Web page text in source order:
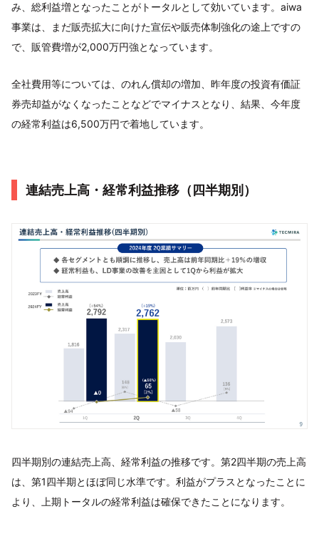
み、総利益増となったことがトータルとして効いています。aiwa
事業は、まだ販売拡大に向けた宣伝や販売体制強化の途上ですの
で、販管費増が2,000万円強となっています。
全社費用等については、のれん償却の増加、昨年度の投資有価証
券売却益がなくなったことなどでマイナスとなり、結果、今年度
の経常利益は6,500万円で着地しています。
連結売上高・経常利益推移（四半期別）
四半期別の連結売上高、経常利益の推移です。第2四半期の売上高
は、第1四半期とほぼ同じ水準です。利益がプラスとなったことに
より、上期トータルの経常利益は確保できたことになります。